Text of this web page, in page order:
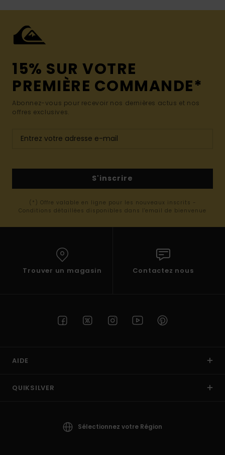
15% SUR VOTRE
PREMIÈRE COMMANDE*
Abonnez-vous pour recevoir nos dernières actus et nos
offres exclusives.
S'inscrire
(*) Offre valable en ligne pour les nouveaux inscrits -
Conditions détaillées disponibles dans l'email de bienvenue
Trouver un magasin Contactez nous
AIDE
QUIKSILVER
Sélectionnez votre Région